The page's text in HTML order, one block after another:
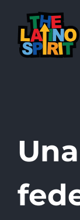
content